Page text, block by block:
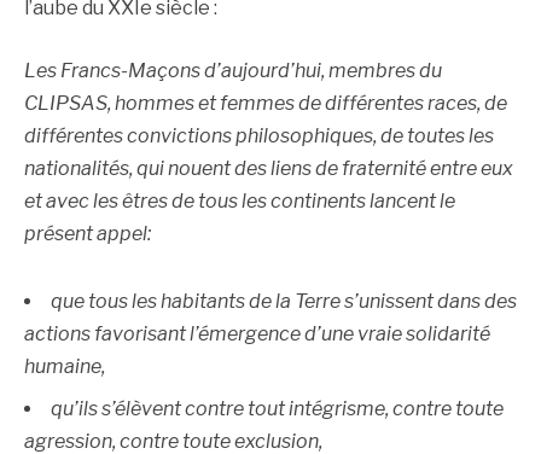
l’aube du XXIe siècle :
Les Francs-Maçons d’aujourd’hui, membres du
CLIPSAS, hommes et femmes de différentes races, de
différentes convictions philosophiques, de toutes les
nationalités, qui nouent des liens de fraternité entre eux
et avec les êtres de tous les continents lancent le
présent appel:
que tous les habitants de la Terre s’unissent dans des
actions favorisant l’émergence d’une vraie solidarité
humaine,
qu’ils s’élèvent contre tout intégrisme, contre toute
agression, contre toute exclusion,